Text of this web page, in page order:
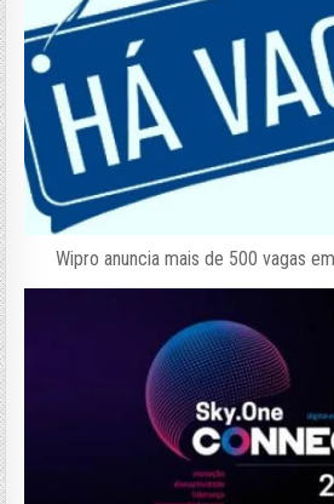
Wipro anuncia mais de 500 vagas